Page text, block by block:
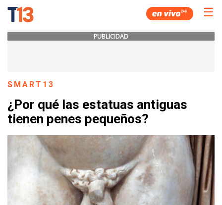
☰
PUBLICIDAD
SMART13
¿Por qué las estatuas antiguas
tienen penes pequeños?